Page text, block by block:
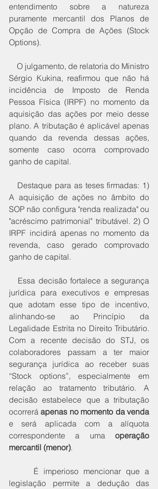
entendimento sobre a natureza
puramente mercantil dos Planos de
Opção de Compra de Ações (Stock
Options).
Sérgio Kukina, reafirmou que não há
incidência de Imposto de Renda
Pessoa Física (IRPF) no momento da
aquisição das ações por meio desse
plano. A tributação é aplicável apenas
quando da revenda dessas ações,
somente caso ocorra comprovado
ganho de capital.
A aquisição de ações no âmbito do
SOP não configura "renda realizada" ou
"acréscimo patrimonial" tributável. 2) O
IRPF incidirá apenas no momento da
revenda, caso gerado comprovado
ganho de capital.
jurídica para executivos e empresas
que adotam esse tipo de incentivo,
alinhando-se ao Princípio da
Legalidade Estrita no Direito Tributário.
Com a recente decisão do STJ, os
colaboradores passam a ter maior
segurança jurídica ao receber suas
“Stock options”, especialmente em
relação ao tratamento tributário. A
decisão estabelece que a tributação
ocorrerá apenas no momento da venda
e será aplicada com a alíquota
correspondente a uma operação
mercantil (menor).
legislação permite a dedução das